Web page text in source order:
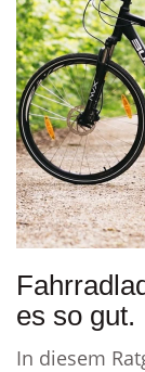
es so gut.
In diesem